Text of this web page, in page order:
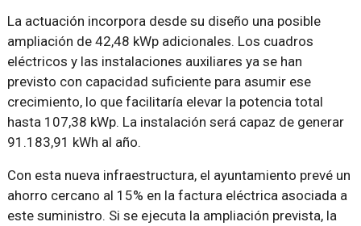
La actuación incorpora desde su diseño una posible
ampliación de 42,48 kWp adicionales. Los cuadros
eléctricos y las instalaciones auxiliares ya se han
previsto con capacidad suficiente para asumir ese
crecimiento, lo que facilitaría elevar la potencia total
hasta 107,38 kWp. La instalación será capaz de generar
91.183,91 kWh al año.
Con esta nueva infraestructura, el ayuntamiento prevé un
ahorro cercano al 15% en la factura eléctrica asociada a
este suministro. Si se ejecuta la ampliación prevista, la